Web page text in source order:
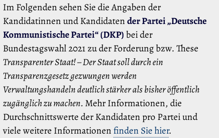
Im Folgenden sehen Sie die Angaben der
Kandidatinnen und Kandidatender Partei „Deutsche
Kommunistische Partei“ (DKP)bei der
Bundestagswahl 2021 zu der Forderung bzw. These
Transparenter Staat! – Der Staat soll durch ein
Transparenzgesetz gezwungen werden
Verwaltungshandeln deutlich stärker als bisher öffentlich
zugänglich zu machen. Mehr Informationen, die
Durchschnittswerte der Kandidaten pro Partei und
viele weitere Informationen finden Sie hier.